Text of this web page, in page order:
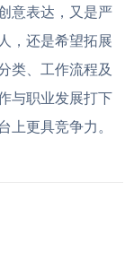
意表达，又是严
，还是希望拓展
类、工作流程及
与职业发展打下
更具竞争力。